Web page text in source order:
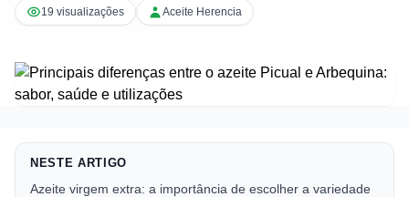
19 visualizações Aceite Herencia
NESTE ARTIGO
Azeite virgem extra: a importância de escolher a variedade